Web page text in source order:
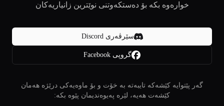
خوارەوە بکە بۆ دەستکەوتنی نوێترین زانیاریەکان
سێرڤەری Discord
گروپی Facebook
گەر پێتوایە کێشەکە تایبەتە بە خۆت و بۆ ماوەیەکی درێژە هەمان
کێشەت هەیە، لێرە پەیوەندیمان پێوە بکە: